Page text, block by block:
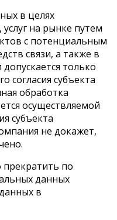
в целях
на рынке путем
с потенциальным
связи, а также в
только
согласия субъекта
обработка
осуществляемой
субъекта
не докажет,
по
данных
в